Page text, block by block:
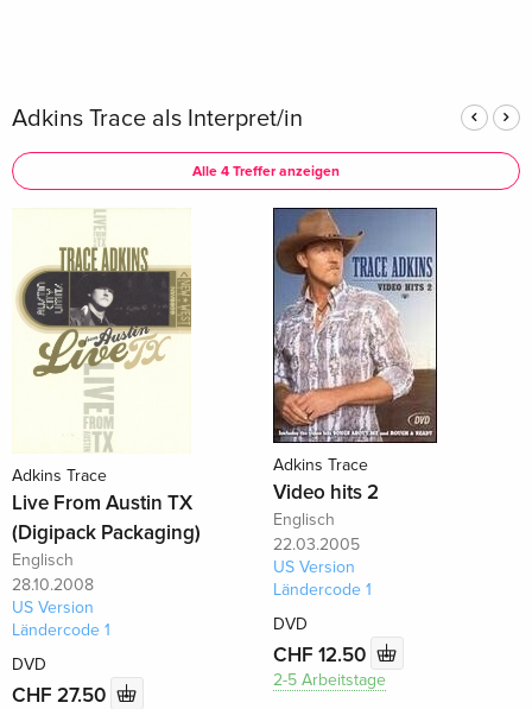
Adkins Trace als Interpret/in
Alle 4 Treffer anzeigen
Adkins Trace
Live From Austin TX
(Digipack Packaging)
Englisch
28.10.2008
US Version
Ländercode 1
DVD
CHF 27.50
Adkins Trace
Video hits 2
Englisch
22.03.2005
US Version
Ländercode 1
DVD
CHF 12.50
2-5 Arbeitstage